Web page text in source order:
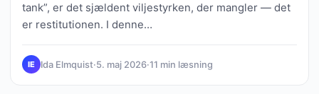
tank”, er det sjældent viljestyrken, der mangler — det
er restitutionen. I denne…
IE Ida Elmquist·5. maj 2026·11 min læsning